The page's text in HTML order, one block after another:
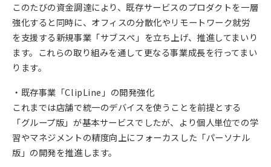
このたびの資金調達により、既存サービスのプロダクトを一層
強化すると同時に、オフィスの分散化やリモートワーク就労
を支援する新規事業「サブスぺ」を立ち上げ、推進してまいり
ます。これらの取り組みを通して更なる事業成長を行ってまい
ります。
・既存事業「ClipLine」の開発強化
これまでは店舗で統一のデバイスを使うことを前提とする
「グループ版」が基本サービスでしたが、より個人単位での学
習やマネジメントの精度向上にフォーカスした「パーソナル
版」の開発を推進します。